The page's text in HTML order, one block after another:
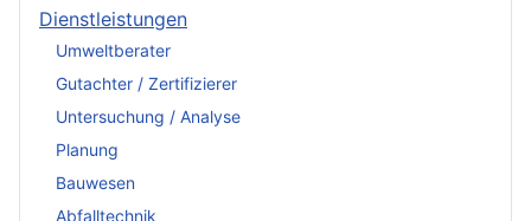
Dienstleistungen
Umweltberater
Gutachter / Zertifizierer
Untersuchung / Analyse
Planung
Bauwesen
Abfalltechnik